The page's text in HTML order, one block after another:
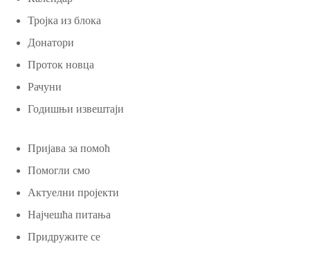
Тројка из блока
Донатори
Проток новца
Рачуни
Годишњи извештаји
Пријава за помоћ
Помогли смо
Актуелни пројекти
Најчешћа питања
Придружите се